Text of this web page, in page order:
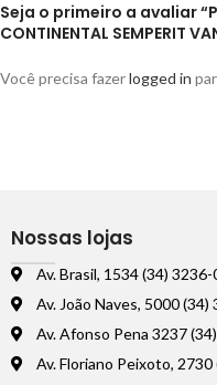
Seja o primeiro a avaliar
CONTINENTAL SEMPERIT
Você precisa fazerlogged in
Nossas lojas
Av. Brasil, 1534 (34)
Av. João Naves, 5000 (34)
Av. Afonso Pena 3237
Av. Floriano Peixoto,